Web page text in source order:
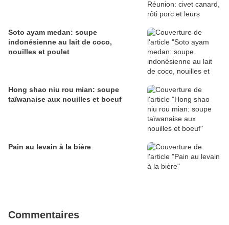
Soto ayam medan: soupe
indonésienne au lait de coco,
nouilles et poulet
Hong shao niu rou mian: soupe
taïwanaise aux nouilles et boeuf
Pain au levain à la bière
Commentaires